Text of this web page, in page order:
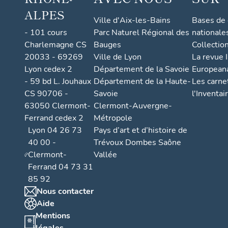
ALPES
- 101 cours
Charlemagne CS
20033 - 69269
Lyon cedex 2
- 59 bd L. Jouhaux
CS 90706 -
63050 Clermont-
Ferrand cedex 2
Lyon 04 26 73
40 00 -
Clermont-
Ferrand 04 73 31
85 92
Nous contacter
Aide
Mentions
Ville d'Aix-les-Bains
Parc Naturel Régional des
Bauges
Ville de Lyon
Département de la Savoie
Département de la Haute-
Savoie
Clermont-Auvergne-
Métropole
Pays d’art et d’histoire de
Trévoux Dombes Saône
Vallée
Bases
La revue
Les